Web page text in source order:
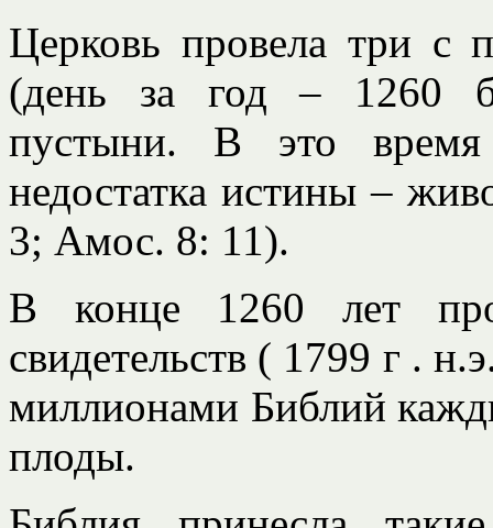
Церковь провела три с
(день за год – 1260
пустыни. В это
недостатка истины –
3; Амос. 8: 11).
В конце 1260 лет
свидетельств ( 1799 г .
миллионами Библий
плоды.